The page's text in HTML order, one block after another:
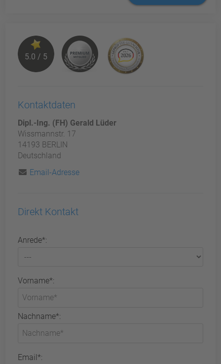
5.0 / 5
Kontaktdaten
Dipl.-Ing. (FH) Gerald Lüder
Wissmannstr. 17
14193 BERLIN
Deutschland
Email-Adresse
Direkt Kontakt
Anrede*:
Vorname*:
Nachname*:
Email*: